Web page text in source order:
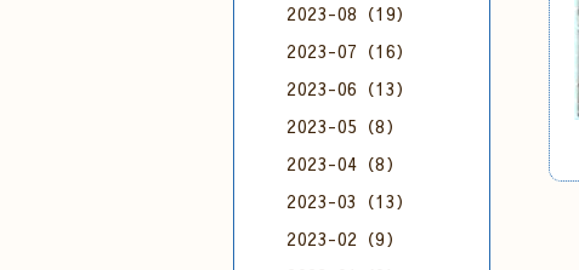
2023-08（19）
2023-07（16）
2023-06（13）
2023-05（8）
2023-04（8）
2023-03（13）
2023-02（9）